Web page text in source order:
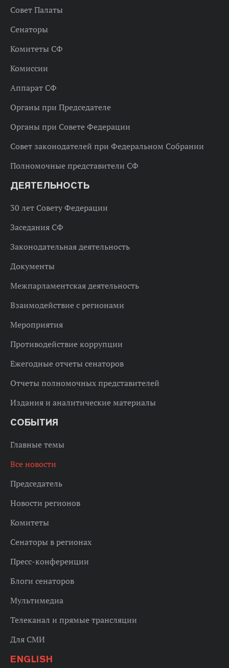
Совет Палаты
Сенаторы
Комитеты СФ
Комиссии
Аппарат СФ
Органы при Председателе
Органы при Совете Федерации
Совет законодателей при Федеральном Собрании
Полномочные представители СФ
ДЕЯТЕЛЬНОСТЬ
30 лет Совету Федерации
Заседания СФ
Законодательная деятельность
Документы
Межпарламентская деятельность
Взаимодействие с регионами
Мероприятия
Противодействие коррупции
Ежегодные отчеты сенаторов
Отчеты полномочных представителей
Издания и аналитические материалы
СОБЫТИЯ
Главные темы
Все новости
Председатель
Новости регионов
Комитеты
Сенаторы в регионах
Пресс-конференции
Блоги сенаторов
Мультимедиа
Телеканал и прямые трансляции
Для СМИ
ENGLISH